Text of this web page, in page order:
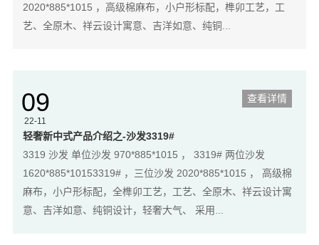
2020*885*1015 ，高级棉麻布，小户形标配，榫卯工艺，工
艺、全原木、祥云设计寓意、吉洋如意、纯铜...
查看详情
09
22-11
轻奢新中式产品介绍之-沙发3319#
3319 沙发 单位沙发 970*885*1015 ， 3319# 两位沙发
1620*885*10153319# ，三位沙发 2020*885*1015 ， 高级棉
麻布，小户形标配，全榫卯工艺，工艺、全原木、祥云设计寓
意、吉洋如意、纯铜设计，轻奢大气、 采用...